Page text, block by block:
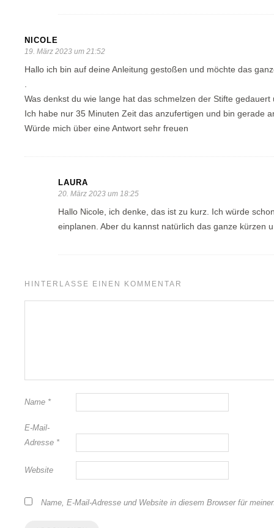
NICOLE
19. März 2023 um 21:52
Hallo ich bin auf deine Anleitung gestoßen und möchte das
.
Was denkst du wie lange hat das schmelzen der Stifte
Ich habe nur 35 Minuten Zeit das anzufertigen und bin gerade
Würde mich über eine Antwort sehr freuen
LAURA
20. März 2023 um 18:25
Hallo Nicole, ich denke, das ist zu kurz. Ich würde
einplanen. Aber du kannst natürlich das ganze kürzen
HINTERLASSE EINEN KOMMENTAR
Name *
E-Mail-
Adresse *
Website
Name, E-Mail-Adresse und Website in diesem Browser für